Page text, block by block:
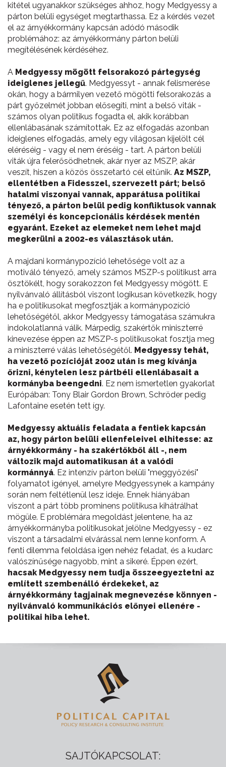
kitétel ugyanakkor szükséges ahhoz, hogy Medgyessy a
párton belüli egységet megtarthassa. Ez a kérdés vezet
el az árnyékkormány kapcsán adódó második
problémához: az árnyékkormány párton belüli
megítélésének kérdéséhez.
A Medgyessy mögött felsorakozó pártegység
ideiglenes jellegű. Medgyessyt - annak felismerése
okán, hogy a bármilyen vezető mögötti felsorakozás a
párt győzelmét jobban elősegíti, mint a belső viták -
számos olyan politikus fogadta el, akik korábban
ellenlábasának számítottak. Ez az elfogadás azonban
ideiglenes elfogadás, amely egy világosan kijelölt cél
eléréséig - vagy el nem éréséig - tart. A párton belüli
viták újra felerősödhetnek, akár nyer az MSZP, akár
veszít, hiszen a közös összetartó cél eltűnik. Az MSZP,
ellentétben a Fidesszel, szervezett párt; belső
hatalmi viszonyai vannak, apparátusa politikai
tényező, a párton belül pedig konfliktusok vannak
személyi és koncepcionális kérdések mentén
egyaránt. Ezeket az elemeket nem lehet majd
megkerülni a 2002-es választások után.
A majdani kormánypozíció lehetősége volt az a
motiváló tényező, amely számos MSZP-s politikust arra
ösztökélt, hogy sorakozzon fel Medgyessy mögött. E
nyilvánvaló állításból viszont logikusan következik, hogy
ha e politikusokat megfosztják a kormánypozíció
lehetőségétől, akkor Medgyessy támogatása számukra
indokolatlanná válik. Márpedig, szakértők miniszterré
kinevezése éppen az MSZP-s politikusokat fosztja meg
a miniszterré válás lehetőségétől. Medgyessy tehát,
ha vezető pozícióját 2002 után is meg kívánja
őrizni, kénytelen lesz pártbéli ellenlábasait a
kormányba beengedni. Ez nem ismertetlen gyakorlat
Európában: Tony Blair Gordon Brown, Schröder pedig
Lafontaine esetén tett így.
Medgyessy aktuális feladata a fentiek kapcsán
az, hogy párton belüli ellenfeleivel elhitesse: az
árnyékkormány - ha szakértőkből áll -, nem
változik majd automatikusan át a valódi
kormánnyá. Ez intenzív párton belüli "meggyőzési"
folyamatot igényel, amelyre Medgyessynek a kampány
során nem feltétlenül lesz ideje. Ennek hiányában
viszont a párt több prominens politikusa kihátrálhat
mögüle. E problémára megoldást jelentene, ha az
árnyékkormányba politikusokat jelölne Medgyessy - ez
viszont a társadalmi elvárással nem lenne konform. A
fenti dilemma feloldása igen nehéz feladat, és a kudarc
valószínűsége nagyobb, mint a sikeré. Éppen ezért,
hacsak Medgyessy nem tudja összeegyeztetni az
említett szembenálló érdekeket, az
árnyékkormány tagjainak megnevezése könnyen -
nyilvánvaló kommunikációs előnyei ellenére -
politikai hiba lehet.
SAJTÓKAPCSOLAT: